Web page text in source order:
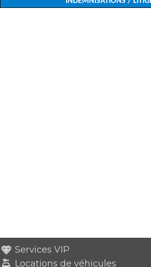
Services VIP
Locations de véhicules